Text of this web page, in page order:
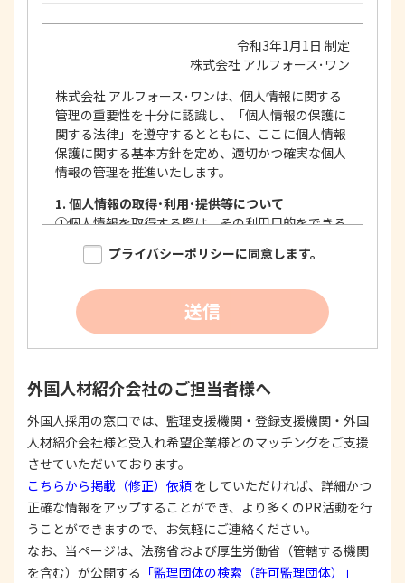
令和3年1月1日 制定
株式会社 アルフォース･ワン
株式会社 アルフォース･ワンは、個人情報に関する
管理の重要性を十分に認識し、「個人情報の保護に
関する法律」を遵守するとともに、ここに個人情報
保護に関する基本方針を定め、適切かつ確実な個人
情報の管理を推進いたします。
1. 個人情報の取得･利用･提供等について
①個人情報を取得する際は、その利用目的をできる
限り明確に特定し、その目的達成に必要な限度に
おいて適法かつ公正な手段を用い、同意を得て取
個人情報を利用する際は、本人に明示、通知、ま
たは公表した利用目的の範囲内に限定し、それに
反する目的外利用を行なわないための措置を講じ
する際は、本人が同意を与えた利用目的の範囲内
で、適法にこれを行います。
2. 安全対策の実施について
個人情報の正確性およびその利用の安全性を確保す
るため、情報セキュリティ対策を始めとする安全措
置を構築し、個人情報への不正アクセス、個人情報
の漏洩、滅失または毀損等の的確な防止とセキュリ
ティの是正に努めます。
3. 苦情および相談等に対する適正な対応について
プライバシーポリシーに同意します。
送信
外国人材紹介会社のご担当者様へ
外国人採用の窓口では、監理支援機関・登録支援機関・外国
人材紹介会社様と受入れ希望企業様とのマッチングをご支援
させていただいております。
こちらから掲載（修正）依頼 をしていただければ、詳細かつ
正確な情報をアップすることができ、より多くのPR活動を行
うことができますので、お気軽にご連絡ください。
なお、当ページは、法務省および厚生労働省（管轄する機関
を含む）が公開する 「監理団体の検索（許可監理団体）」